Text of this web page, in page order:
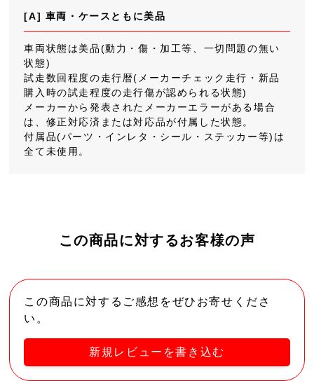
[A] 車両・ケースともに美品
車両状態は美品(動力・傷・加工等、一切問題の無い
状態)
試走数回程度の走行暦(メーカーチェック走行・新品
購入時の試走程度の走行傷が認められる状態)
メーカーから発表されたメーカーエラーがある場合
は、修正対応済または対応品が付属した状態。
付属品(パーツ・インレタ・シール・ステッカー等)は
全て未使用。
この商品に対するお客様の声
この商品に対するご感想をぜひお寄せくださ
い。
新規レビューを書き込む